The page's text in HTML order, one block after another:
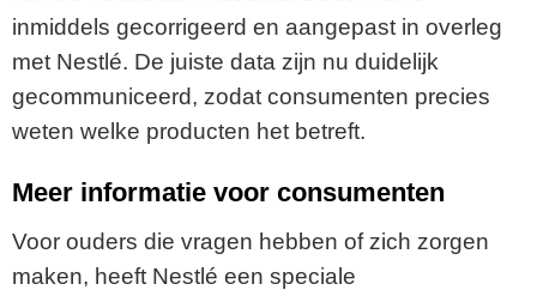
inmiddels gecorrigeerd en aangepast in overleg
met Nestlé. De juiste data zijn nu duidelijk
gecommuniceerd, zodat consumenten precies
weten welke producten het betreft.
Meer informatie voor consumenten
Voor ouders die vragen hebben of zich zorgen
maken, heeft Nestlé een speciale